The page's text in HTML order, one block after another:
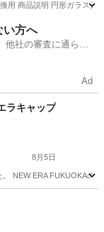
用 商品説明 円形ガラス
い方へ
他社の審査に通らな
Ad
キャップ
8月5日
NEW ERA FUKUOKA